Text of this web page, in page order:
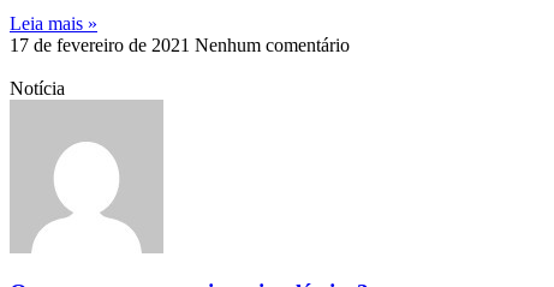
Leia mais »
17 de fevereiro de 2021 Nenhum comentário
Notícia